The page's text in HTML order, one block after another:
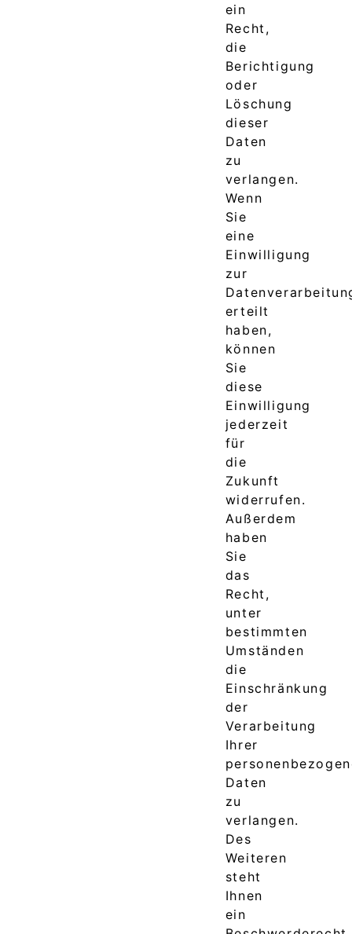
ein
Recht,
die
Berichtigung
oder
Löschung
dieser
Daten
zu
verlangen.
Wenn
Sie
eine
Einwilligung
zur
erteilt
haben,
können
Sie
diese
Einwilligung
jederzeit
für
die
Zukunft
widerrufen.
Außerdem
haben
Sie
das
Recht,
unter
bestimmten
Umständen
die
Einschränkung
der
Verarbeitung
Ihrer
Daten
zu
verlangen.
Des
Weiteren
steht
Ihnen
ein